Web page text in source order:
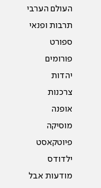
העולם הערבי
תרבות ופנאי
ספורט
פורומים
יהדות
צרכנות
אופנה
מוסיקה
פיוטקאסט
ילדודס
מודעות אבל